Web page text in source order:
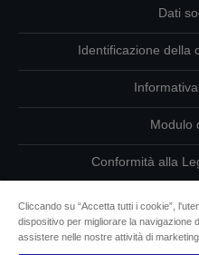
Dati
Identificazione della
Modulo
Conformità alla
Cliccando su “Accetta tutti i cookie”,
dispositivo per migliorare la navigazione
assistere nelle nostre attività di marketing.